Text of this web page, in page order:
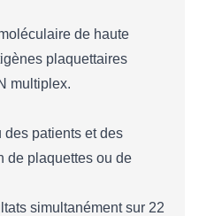
de haute
plaquettaires
multiplex.
des patients et des
de plaquettes ou de
simultanément sur 22